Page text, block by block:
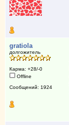
gratiola
долгожитель
Карма: +28/-0
Offline
Сообщений: 1924